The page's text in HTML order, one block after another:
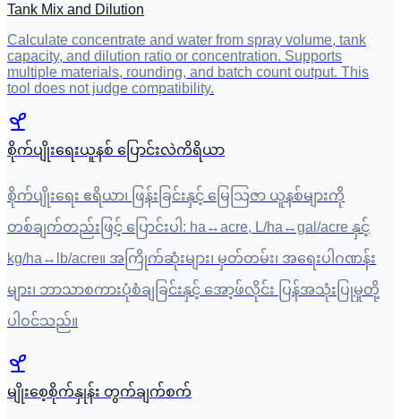
Tank Mix and Dilution
Calculate concentrate and water from spray volume, tank
capacity, and dilution ratio or concentration. Supports
multiple materials, rounding, and batch count output. This
tool does not judge compatibility.
စိုက်ပျိုးရေးယူနစ် ပြောင်းလဲကိရိယာ
စိုက်ပျိုးရေး ဧရိယာ၊ ဖြန်းခြင်းနှင့် မြေသြဇာ ယူနစ်များကို
တစ်ချက်တည်းဖြင့် ပြောင်းပါ: ha↔acre, L/ha↔gal/acre နှင့်
kg/ha↔lb/acre။ အကြိုက်ဆုံးများ၊ မှတ်တမ်း၊ အရေးပါဂဏန်း
များ၊ ဘာသာစကားပုံစံချခြင်းနှင့် အော့ဖ်လိုင်း ပြန်အသုံးပြုမှုတို့
ပါဝင်သည်။
မျိုးစေ့စိုက်နှုန်း တွက်ချက်စက်